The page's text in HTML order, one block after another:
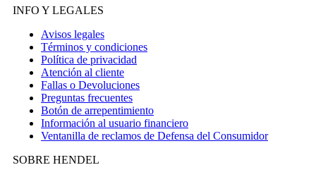
INFO Y LEGALES
Avisos legales
Términos y condiciones
Política de privacidad
Atención al cliente
Fallas o Devoluciones
Preguntas frecuentes
Botón de arrepentimiento
Información al usuario financiero
Ventanilla de reclamos de Defensa del Consumidor
SOBRE HENDEL